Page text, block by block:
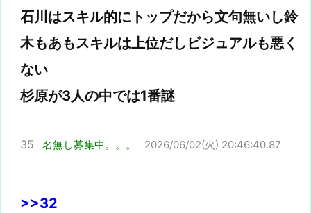
石川はスキル的にトップだから文句無いし鈴
木もあもスキルは上位だしビジュアルも悪く
ない
杉原が3人の中では1番謎
35 名無し募集中。。。 2026/06/02(火) 20:46:40.87
>>32